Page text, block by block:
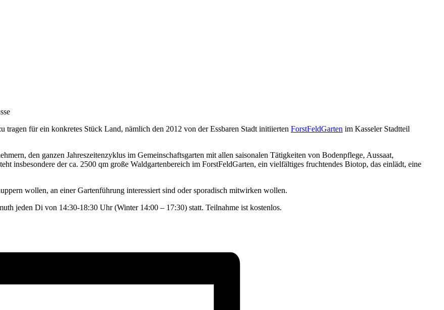
tragen für ein konkretes Stück Land, nämlich den 2012 von der Essbaren Stadt initiierten ForstFeldGarten im Kasseler Stadtteil
den ganzen Jahreszeitenzyklus im Gemeinschaftsgarten mit allen saisonalen Tätigkeiten von Bodenpflege, Aussaat,
insbesondere der ca. 2500 qm große Waldgartenbereich im ForstFeldGarten, ein vielfältiges fruchtendes Biotop, das einlädt, eine
wollen, an einer Gartenführung interessiert sind oder sporadisch mitwirken wollen.
jeden Di von 14:30-18:30 Uhr (Winter 14:00 – 17:30) statt. Teilnahme ist kostenlos.